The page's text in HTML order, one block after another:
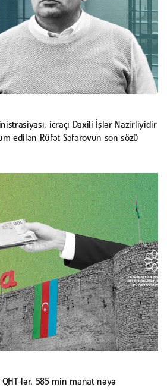
icraçı Daxili İşlər Nazirliyidir
edilən Rüfət Səfərovun son sözü
QHT-lər. 585 min manat nəyə